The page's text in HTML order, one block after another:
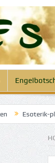
Esoterik-plus